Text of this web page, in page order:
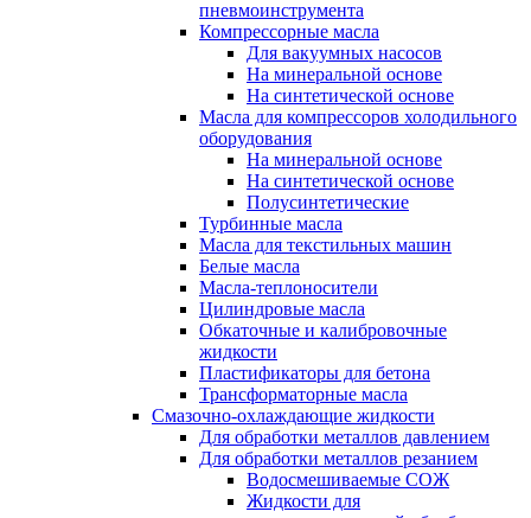
пневмоинструмента
Компрессорные масла
Для вакуумных насосов
На минеральной основе
На синтетической основе
Масла для компрессоров холодильного
оборудования
На минеральной основе
На синтетической основе
Полусинтетические
Турбинные масла
Масла для текстильных машин
Белые масла
Масла-теплоносители
Цилиндровые масла
Обкаточные и калибровочные
жидкости
Пластификаторы для бетона
Трансформаторные масла
Смазочно-охлаждающие жидкости
Для обработки металлов давлением
Для обработки металлов резанием
Водосмешиваемые СОЖ
Жидкости для